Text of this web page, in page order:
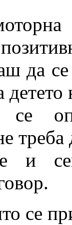
да
се
треба
и
се